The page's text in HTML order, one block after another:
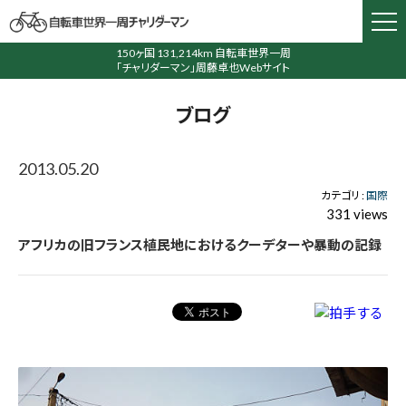
150ヶ国 131,214km 自転車世界一周
「チャリダーマン」周藤卓也Webサイト
ブログ
2013.05.20
カテゴリ :国際
331 views
アフリカの旧フランス植民地におけるクーデターや暴動の記録